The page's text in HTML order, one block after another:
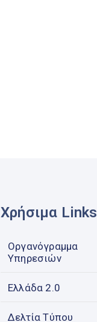
Χρήσιμα Links
Οργανόγραμμα
Υπηρεσιών
Ελλάδα 2.0
Δελτία Τύπου